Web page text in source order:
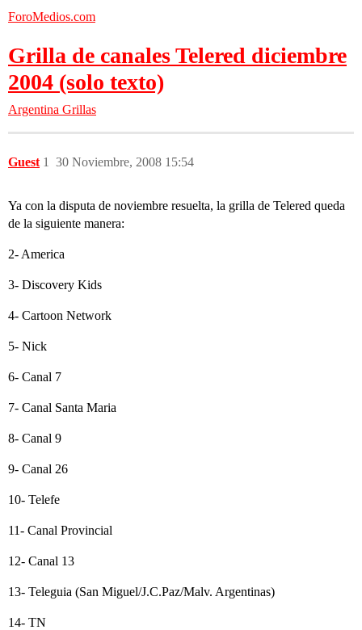
ForoMedios.com
Grilla de canales Telered diciembre
2004 (solo texto)
Argentina Grillas
Guest 30 Noviembre, 2008 15:54
1
Ya con la disputa de noviembre resuelta, la grilla de Telered queda
de la siguiente manera:
2- America
3- Discovery Kids
4- Cartoon Network
5- Nick
6- Canal 7
7- Canal Santa Maria
8- Canal 9
9- Canal 26
10- Telefe
11- Canal Provincial
12- Canal 13
13- Teleguia (San Miguel/J.C.Paz/Malv. Argentinas)
14- TN